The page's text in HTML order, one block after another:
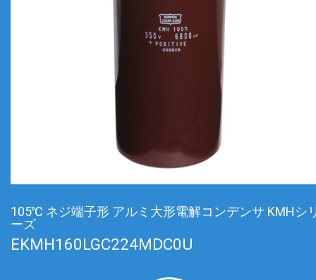
105℃ ネジ端子形 アルミ大形電解コンデンサ KMHシ
ーズ
EKMH160LGC224MDC0U